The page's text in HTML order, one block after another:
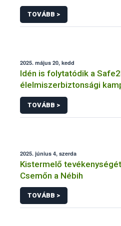
TOVÁBB >
2025. május 20, kedd
Idén is folytatódik a
élelmiszerbiztonsági
TOVÁBB >
2025. június 4, szerda
Kistermelő
Csemőn a Nébih
TOVÁBB >